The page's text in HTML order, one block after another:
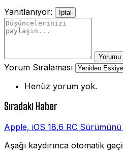
Yanıtlanıyor:
İptal
Yorumu
Yorum Sıralaması
Henüz yorum yok.
Sıradaki Haber
Apple, iOS 18.6 RC
Aşağı kaydırınca otomatik